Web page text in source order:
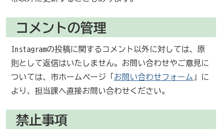
コメントの管理
Instagramの投稿に関するコメント以外に対しては、原
則として返信はいたしません。お問い合わせやご意見に
ついては、市ホームページ「 お問い合わせフォーム 」に
より、担当課へ直接お問い合わせください。
禁止事項